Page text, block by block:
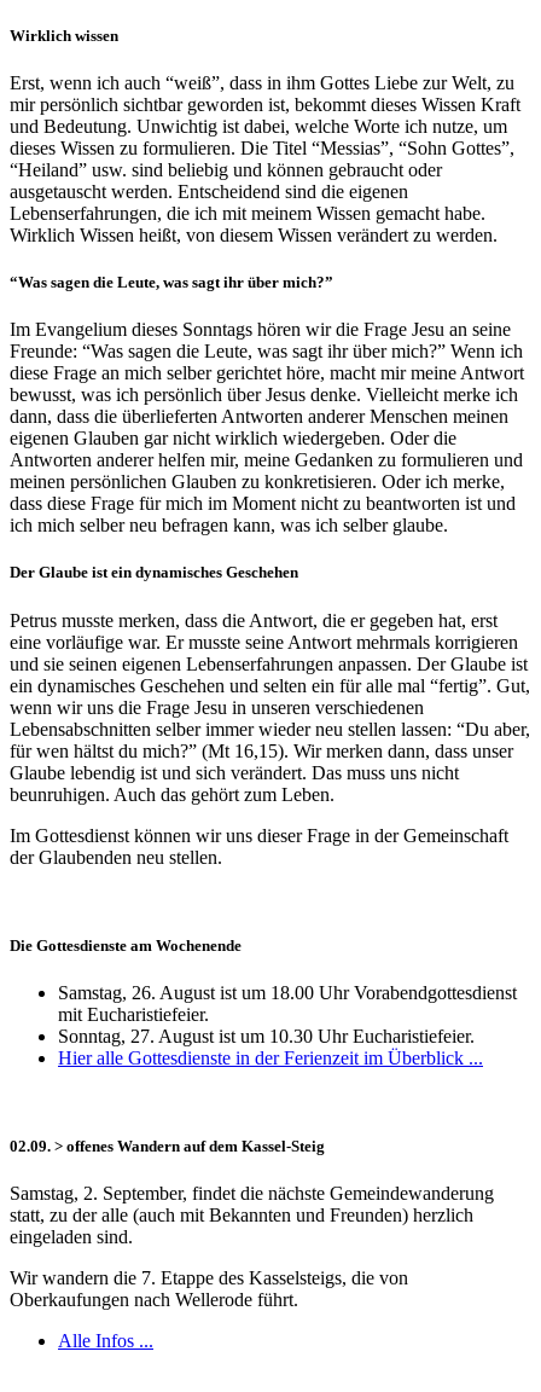
Wirklich wissen
Erst, wenn ich auch “weiß”, dass in ihm Gottes Liebe zur Welt, zu
mir persönlich sichtbar geworden ist, bekommt dieses Wissen Kraft
und Bedeutung. Unwichtig ist dabei, welche Worte ich nutze, um
dieses Wissen zu formulieren. Die Titel “Messias”, “Sohn Gottes”,
“Heiland” usw. sind beliebig und können gebraucht oder
ausgetauscht werden. Entscheidend sind die eigenen
Lebenserfahrungen, die ich mit meinem Wissen gemacht habe.
Wirklich Wissen heißt, von diesem Wissen verändert zu werden.
“Was sagen die Leute, was sagt ihr über mich?”
Im Evangelium dieses Sonntags hören wir die Frage Jesu an seine
Freunde: “Was sagen die Leute, was sagt ihr über mich?” Wenn ich
diese Frage an mich selber gerichtet höre, macht mir meine Antwort
bewusst, was ich persönlich über Jesus denke. Vielleicht merke ich
dann, dass die überlieferten Antworten anderer Menschen meinen
eigenen Glauben gar nicht wirklich wiedergeben. Oder die
Antworten anderer helfen mir, meine Gedanken zu formulieren und
meinen persönlichen Glauben zu konkretisieren. Oder ich merke,
dass diese Frage für mich im Moment nicht zu beantworten ist und
ich mich selber neu befragen kann, was ich selber glaube.
Der Glaube ist ein dynamisches Geschehen
Petrus musste merken, dass die Antwort, die er gegeben hat, erst
eine vorläufige war. Er musste seine Antwort mehrmals korrigieren
und sie seinen eigenen Lebenserfahrungen anpassen. Der Glaube ist
ein dynamisches Geschehen und selten ein für alle mal “fertig”. Gut,
wenn wir uns die Frage Jesu in unseren verschiedenen
Lebensabschnitten selber immer wieder neu stellen lassen: “Du aber,
für wen hältst du mich?” (Mt 16,15). Wir merken dann, dass unser
Glaube lebendig ist und sich verändert. Das muss uns nicht
beunruhigen. Auch das gehört zum Leben.
Im Gottesdienst können wir uns dieser Frage in der Gemeinschaft
der Glaubenden neu stellen.
Die Gottesdienste am Wochenende
Samstag, 26. August ist um 18.00 Uhr Vorabendgottesdienst
mit Eucharistiefeier.
Sonntag, 27. August ist um 10.30 Uhr Eucharistiefeier.
Hier alle Gottesdienste in der Ferienzeit im Überblick ...
02.09. > offenes Wandern auf dem Kassel-Steig
Samstag, 2. September, findet die nächste Gemeindewanderung
statt, zu der alle (auch mit Bekannten und Freunden) herzlich
eingeladen sind.
Wir wandern die 7. Etappe des Kasselsteigs, die von
Oberkaufungen nach Wellerode führt.
Alle Infos ...